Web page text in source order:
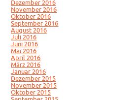
Dezember 2016
November 2016
Oktober 2016
September 2016
August 2016
Juli 2016
Juni 2016
Mai 2016
April 2016
März 2016
Januar 2016
Dezember 2015
November 2015
Oktober 2015